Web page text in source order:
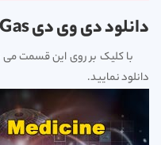
دانلود دی وی دی Oil & Gas
دانلود نمایید.